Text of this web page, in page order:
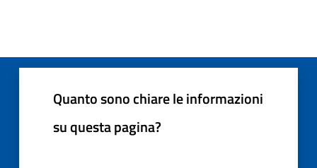
Quanto sono chiare le informazioni
su questa pagina?